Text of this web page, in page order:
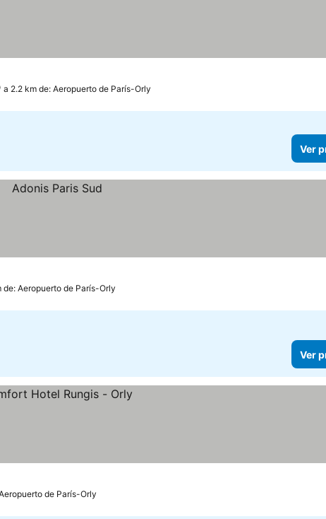
a 2.2 km de: Aeropuerto de París-Orly
Ver
de: Aeropuerto de París-Orly
Ver
de París-Orly